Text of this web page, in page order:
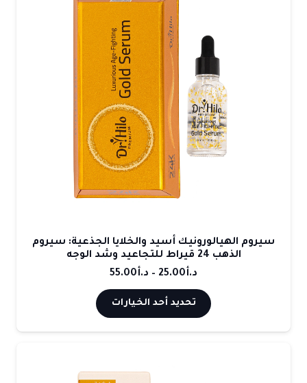
سيروم الهيالورونيك أسيد والخلايا الجذعية: سيروم
الذهب 24 قيراط للتجاعيد وشد الوجه
د.أ25.00
– د.أ55.00نطاق
السعر:
من
تحديد أحد الخيارات
هناك
المختلفة